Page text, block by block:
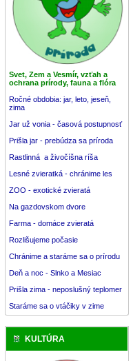
Svet, Zem a Vesmír, vzťah a
ochrana prírody, fauna a flóra
Ročné obdobia: jar, leto, jeseň,
zima
Jar už vonia - časová postupnosť
Prišla jar - prebúdza sa príroda
Rastlinná a živočíšna ríša
Lesné zvieratká - chránime les
ZOO - exotické zvieratá
Na gazdovskom dvore
Farma - domáce zvieratá
Rozlišujeme počasie
Chránime a staráme sa o prírodu
Deň a noc - Slnko a Mesiac
Prišla zima - neposlušný teplomer
Staráme sa o vtáčiky v zime
KULTÚRA